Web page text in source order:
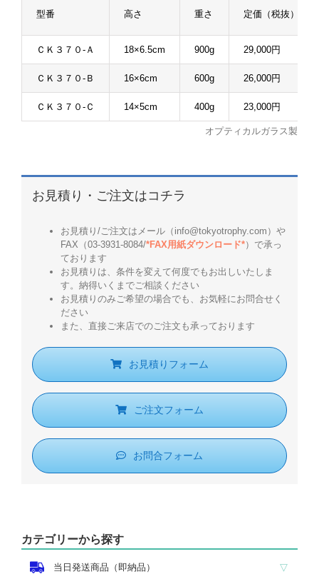
型番 高さ 重さ 定価（税抜）
ＣＫ３７０-Ａ 18×6.5cm 900g 29,000円
ＣＫ３７０-Ｂ 16×6cm 600g 26,000円
ＣＫ３７０-Ｃ 14×5cm 400g 23,000円
オプティカルガラス製
お見積り・ご注文はコチラ
お見積り/ご注文はメール（info@tokyotrophy.com）や
FAX（03-3931-8084/*FAX用紙ダウンロード*）で承っ
ております
お見積りは、条件を変えて何度でもお出しいたしま
す。納得いくまでご相談ください
お見積りのみご希望の場合でも、お気軽にお問合せく
ださい
また、直接ご来店でのご注文も承っております
お見積りフォーム
ご注文フォーム
お問合フォーム
カテゴリーから探す
当日発送商品（即納品）